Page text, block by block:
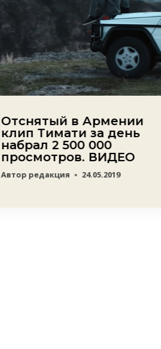
Отснятый в Армении
клип Тимати за день
набрал 2 500 000
просмотров. ВИДЕО
Автор редакция 24.05.2019